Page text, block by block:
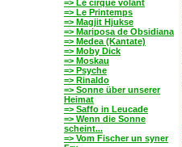
=> Le cirque volant
=> Le Printemps
=> Magjit Hjukse
=> Mariposa de Obsidiana
=> Medea (Kantate)
=> Moby Dick
=> Moskau
=> Psyche
=> Rinaldo
=> Sonne über unserer
Heimat
=> Saffo in Leucade
=> Wenn die Sonne
scheint...
=> Vom Fischer un syner